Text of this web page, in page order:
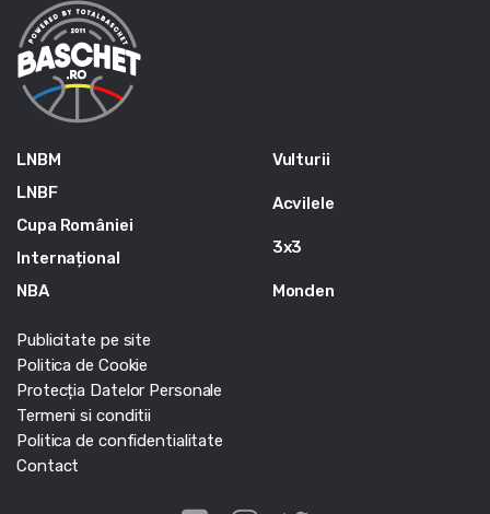
LNBM
LNBF
Cupa României
Internațional
NBA
Vulturii
Acvilele
3x3
Monden
Publicitate pe site
Politica de Cookie
Protecția Datelor Personale
Termeni si conditii
Politica de confidentialitate
Contact